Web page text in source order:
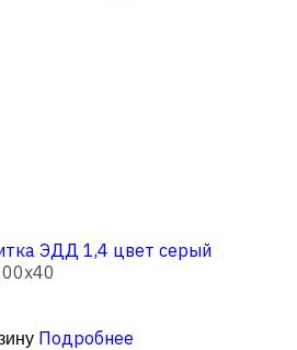
ЭДД 1,4 цвет серый
Подробнее